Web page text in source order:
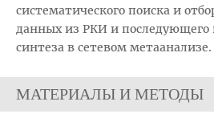
систематического поиска и
данных из РКИ и последующего
синтеза в сетевом метаанализе.
МАТЕРИАЛЫ И МЕТОДЫ